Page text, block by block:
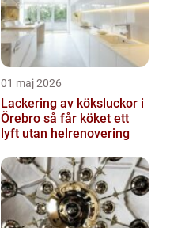
01 maj 2026
Lackering av köksluckor i
Örebro så får köket ett
lyft utan helrenovering